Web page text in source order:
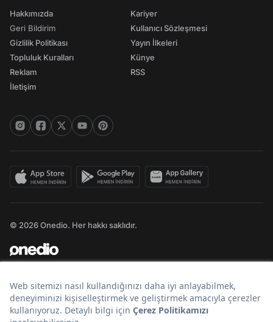
Hakkımızda
Geri Bildirim
Gizlilik Politikası
Topluluk Kuralları
Reklam
İletişim
Kariyer
Kullanıcı Sözleşmesi
Yayın İlkeleri
Künye
RSS
© 2026 Onedio. Her hakkı saklıdır.
Bir markasıdır.